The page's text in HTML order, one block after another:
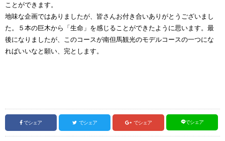
ことができます。
地味な企画ではありましたが、皆さんお付き合いありがとうございまし
た。５本の巨木から「生命」を感じることができたように思います。最
後になりましたが、このコースが南但馬観光のモデルコースの一つにな
ればいいなと願い、完とします。
でシェア でシェア でシェア でシェア